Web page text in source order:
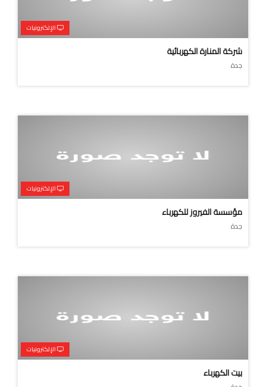
الإلكترونيات
شركة المنارة الكهربائية
جدة
الإلكترونيات
مؤسسة الفيروز للكهرباء
جدة
الإلكترونيات
بيت الكهرباء